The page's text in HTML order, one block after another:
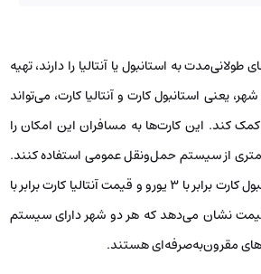
به استانبول یا آنتالیا را دارند، تهیه
یعنی استانبول کارت و آنتالیا کارت، می‌تواند
کند. این کارت‌ها به مسافران این امکان را
از سیستم حمل‌ونقل عمومی استفاده کنند.
در سال ۲۰۲۳، قیمت استانبول کارت برابر با ۳ یورو و قیمت آنتالیا کارت برابر با
قیمت نشان می‌دهد که هر دو شهر دارای سیستم
مقرون‌به‌صرفه‌ای هستند.